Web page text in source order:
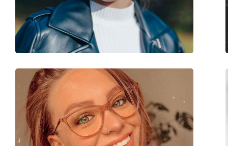
Marque:
Bvlgari
Code:
0BV4173B 501 53